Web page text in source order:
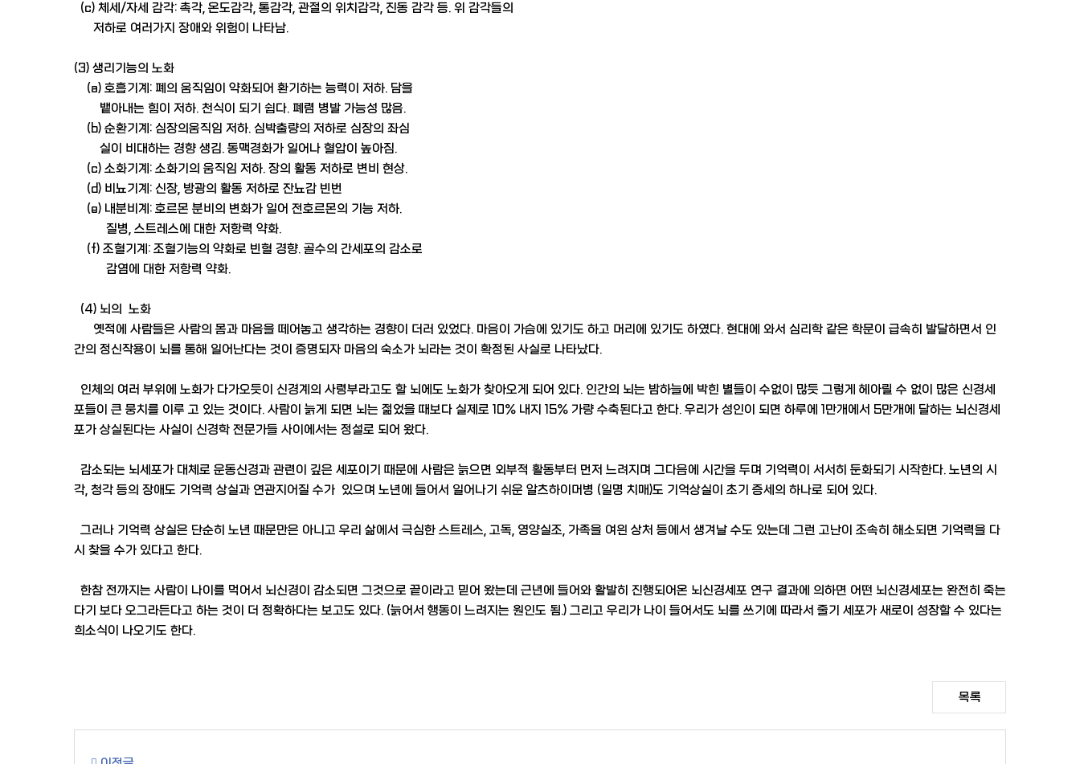
(c) 체세/자세 감각: 촉각, 온도감각, 통감각, 관절의 위치감각, 진동 감각 등. 위 감각들의
저하로 여러가지 장애와 위험이 나타남.
(3) 생리기능의 노화
(a) 호흡기계: 폐의 움직임이 약화되어 환기하는 능력이 저하. 담을
뱉아내는 힘이 저하. 천식이 되기 쉽다. 폐렴 병발 가능성 많음.
(b) 순환기계: 심장의움직임 저하. 심박출량의 저하로 심장의 좌심
실이 비대하는 경향 생김. 동맥경화가 일어나 혈압이 높아짐.
(c) 소화기계: 소화기의 움직임 저하. 장의 활동 저하로 변비 현상.
(d) 비뇨기계: 신장, 방광의 활동 저하로 잔뇨감 빈번
(e) 내분비계: 호르몬 분비의 변화가 일어 전호르몬의 기능 저하.
질병, 스트레스에 대한 저항력 약화.
(f) 조혈기계: 조혈기능의 약화로 빈혈 경향. 골수의 간세포의 감소로
감염에 대한 저항력 약화.
(4) 뇌의 노화
옛적에 사람들은 사람의 몸과 마음을 떼어놓고 생각하는 경향이 더러 있었다. 마음이 가슴에 있기도 하고 머리에 있기도 하였다. 현대에 와서 심리학 같은 학문이 급속히 발달하면서 인
간의 정신작용이 뇌를 통해 일어난다는 것이 증명되자 마음의 숙소가 뇌라는 것이 확정된 사실로 나타났다.
인체의 여러 부위에 노화가 다가오듯이 신경계의 사령부라고도 할 뇌에도 노화가 찾아오게 되어 있다. 인간의 뇌는 밤하늘에 박힌 별들이 수없이 많듯 그렇게 헤아릴 수 없이 많은 신경세
포들이 큰 뭉치를 이루 고 있는 것이다. 사람이 늙게 되면 뇌는 젊었을 때보다 실제로 10% 내지 15% 가량 수축된다고 한다. 우리가 성인이 되면 하루에 1만개에서 5만개에 달하는 뇌신경세
포가 상실된다는 사실이 신경학 전문가들 사이에서는 정설로 되어 왔다.
감소되는 뇌세포가 대체로 운동신경과 관련이 깊은 세포이기 때문에 사람은 늙으면 외부적 활동부터 먼저 느려지며 그다음에 시간을 두며 기억력이 서서히 둔화되기 시작한다. 노년의 시
각, 청각 등의 장애도 기억력 상실과 연관지어질 수가 있으며 노년에 들어서 일어나기 쉬운 알츠하이머병 (일명 치매)도 기억상실이 초기 증세의 하나로 되어 있다.
그러나 기억력 상실은 단순히 노년 때문만은 아니고 우리 삶에서 극심한 스트레스, 고독, 영양실조, 가족을 여읜 상처 등에서 생겨날 수도 있는데 그런 고난이 조속히 해소되면 기억력을 다
시 찾을 수가 있다고 한다.
한참 전까지는 사람이 나이를 먹어서 뇌신경이 감소되면 그것으로 끝이라고 믿어 왔는데 근년에 들어와 활발히 진행되어온 뇌신경세포 연구 결과에 의하면 어떤 뇌신경세포는 완전히 죽는
다기 보다 오그라든다고 하는 것이 더 정확하다는 보고도 있다. (늙어서 행동이 느려지는 원인도 됨.) 그리고 우리가 나이 들어서도 뇌를 쓰기에 따라서 줄기 세포가 새로이 성장할 수 있다는
희소식이 나오기도 한다.
목록